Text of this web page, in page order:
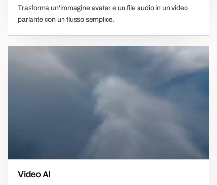
Trasforma un'immagine avatar e un file audio in un video
parlante con un flusso semplice.
Video AI